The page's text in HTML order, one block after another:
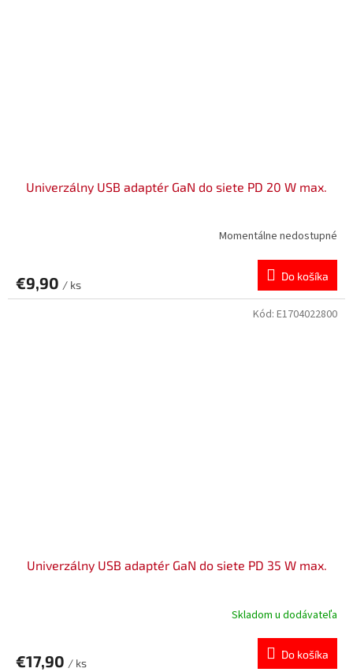
Univerzálny USB adaptér GaN do siete PD 20 W max.
Momentálne nedostupné
€9,90 / ks
Do košíka
Univerzálny USB adaptér GaN do siete PD 35 W max.
Skladom u dodávateľa
€17,90 / ks
Do košíka
Kód: E1704022800